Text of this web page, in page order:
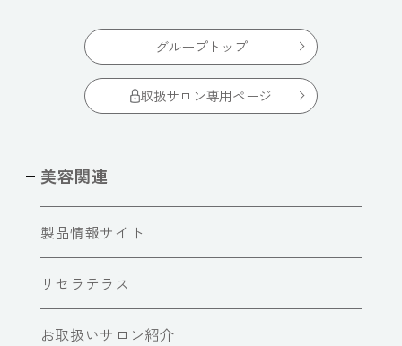
グループトップ
取扱サロン専用ページ
美容関連
製品情報サイト
リセラテラス
お取扱いサロン紹介